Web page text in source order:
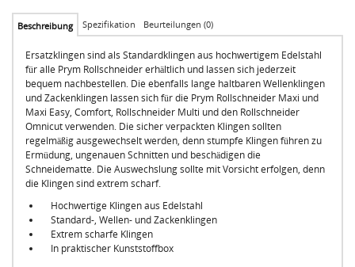
Beschreibung Spezifikation Beurteilungen (0)
Ersatzklingen sind als Standardklingen aus hochwertigem Edelstahl
für alle Prym Rollschneider erhältlich und lassen sich jederzeit
bequem nachbestellen. Die ebenfalls lange haltbaren Wellenklingen
und Zackenklingen lassen sich für die Prym Rollschneider Maxi und
Maxi Easy, Comfort, Rollschneider Multi und den Rollschneider
Omnicut verwenden. Die sicher verpackten Klingen sollten
regelmäßig ausgewechselt werden, denn stumpfe Klingen führen zu
Ermüdung, ungenauen Schnitten und beschädigen die
Schneidematte. Die Auswechslung sollte mit Vorsicht erfolgen, denn
die Klingen sind extrem scharf.
Hochwertige Klingen aus Edelstahl
Standard-, Wellen- und Zackenklingen
Extrem scharfe Klingen
In praktischer Kunststoffbox